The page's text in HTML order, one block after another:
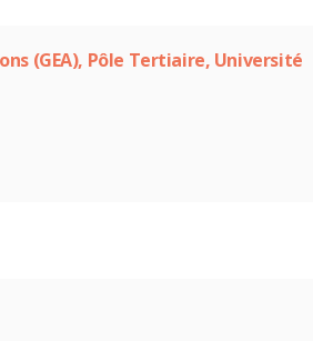
(GEA), Pôle Tertiaire, Université